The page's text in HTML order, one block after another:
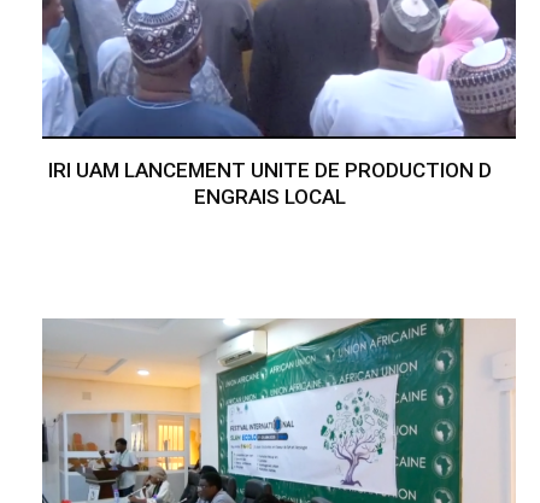
IRI UAM LANCEMENT UNITE DE PRODUCTION D
ENGRAIS LOCAL